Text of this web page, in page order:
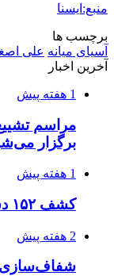
منبع:ایسنا
برچسب ها
آسیای میانه علی
آخرین اخبار
1 هفته پیش
مراسم
برگزار
1 هفته پیش
کشف ۱۵۲ دستگاه ماینر غیرمجاز در لرستان
2 هفته پیش
شفاف‌سازی ۲۸ میلیارد یورو تعهدات